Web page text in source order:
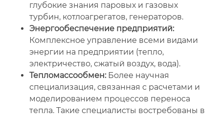
глубокие знания паровых и газовых
турбин, котлоагрегатов, генераторов.
Энергообеспечение предприятий:
Комплексное управление всеми видами
энергии на предприятии (тепло,
электричество, сжатый воздух, вода).
Тепломассообмен:Более научная
специализация, связанная с расчетами и
моделированием процессов переноса
тепла. Такие специалисты востребованы в